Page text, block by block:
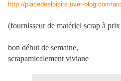
http://placedesloisirs.over-blog.com/
(fournisseur de matériel scrap à
bon début de semaine,
scrapamicalement viviane